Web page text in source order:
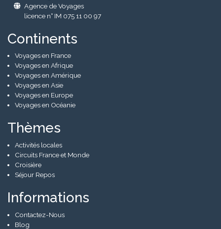
Agence de Voyages
licence n° IM 075 11 00 97
Continents
Voyages en France
Voyages en Afrique
Voyages en Amérique
Voyages en Asie
Voyages en Europe
Voyages en Océanie
Thèmes
Activités locales
Circuits France et Monde
Croisière
Séjour Repos
Informations
Contactez-Nous
Blog